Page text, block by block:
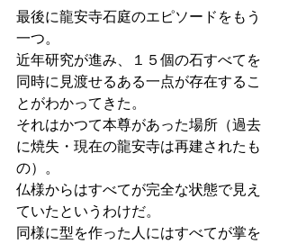
最後に龍安寺石庭のエピソードをもう
一つ。
近年研究が進み、１５個の石すべてを
同時に見渡せるある一点が存在するこ
とがわかってきた。
それはかつて本尊があった場所（過去
に焼失・現在の龍安寺は再建されたも
の）。
仏様からはすべてが完全な状態で見え
ていたというわけだ。
同様に型を作った人にはすべてが掌を